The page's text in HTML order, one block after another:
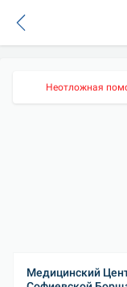
Неотложная
Медицинский